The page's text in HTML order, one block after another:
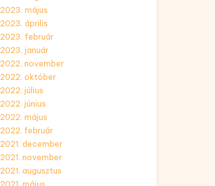
2023. május
2023. április
2023. február
2023. január
2022. november
2022. október
2022. július
2022. június
2022. május
2022. február
2021. december
2021. november
2021. augusztus